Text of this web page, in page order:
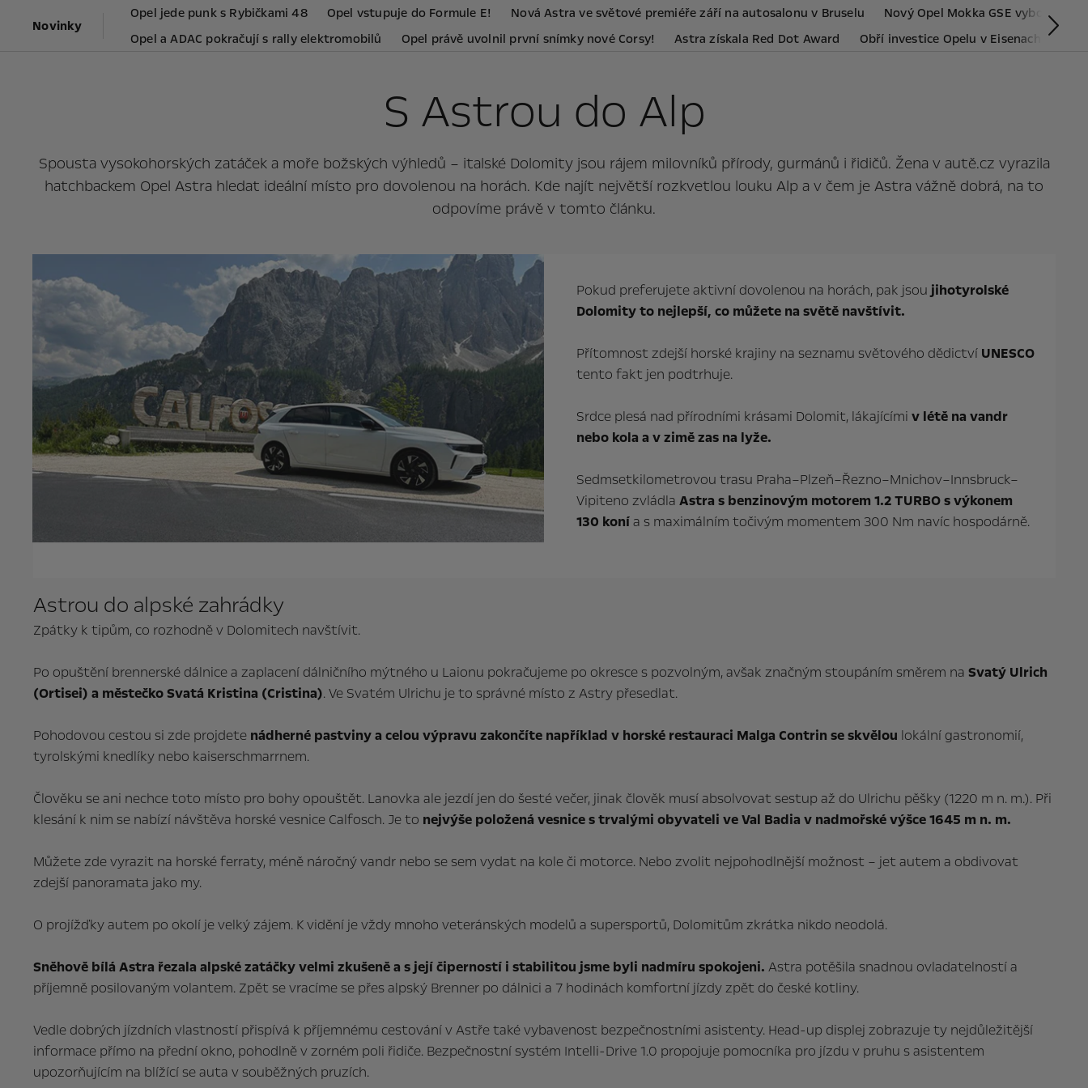
Novinky
Opel jede punk s Rybičkami 48 Opel vstupuje do Formule E! Nová Astra ve světové premiéře září na autosalonu v Bruselu
Nový Opel Mokka GSE vybojoval
Opel a ADAC pokračují s rally elektromobilů
Opel právě uvolnil první snímky nové Corsy! Astra získala Red Dot Award Obří investice Opelu v Eisenachu
S Astrou do Alp
Spousta vysokohorských zatáček a moře božských výhledů – italské Dolomity jsou rájem milovníků přírody, gurmánů i řidičů. Žena v autě.cz vyrazila
hatchbackem Opel Astra hledat ideální místo pro dovolenou na horách. Kde najít největší rozkvetlou louku Alp a v čem je Astra vážně dobrá, na to
odpovíme právě v tomto článku.
Pokud preferujete aktivní dovolenou na horách, pak jsou jihotyrolské
Dolomity to nejlepší, co můžete na světě navštívit.
Přítomnost zdejší horské krajiny na seznamu světového dědictví UNESCO
tento fakt jen podtrhuje.
Srdce plesá nad přírodními krásami Dolomit, lákajícími v létě na vandr
nebo kola a v zimě zas na lyže.
Sedmsetkilometrovou trasu Praha–Plzeň–Řezno–Mnichov–Innsbruck–
Vipiteno zvládla Astra s benzinovým motorem 1.2 TURBO s výkonem
130 konía s maximálním točivým momentem 300 Nm navíc hospodárně.
Astrou do alpské zahrádky
Zpátky k tipům, co rozhodně v Dolomitech navštívit.
Po opuštění brennerské dálnice a zaplacení dálničního mýtného u Laionu pokračujeme po okresce s pozvolným, avšak značným stoupáním směrem na Svatý Ulrich
(Ortisei) a městečko Svatá Kristina (Cristina). Ve Svatém Ulrichu je to správné místo z Astry přesedlat.
Pohodovou cestou si zde projdete nádherné pastviny a celou výpravu zakončíte například v horské restauraci Malga Contrin se skvělou lokální gastronomií,
tyrolskými knedlíky nebo kaiserschmarrnem.
Člověku se ani nechce toto místo pro bohy opouštět. Lanovka ale jezdí jen do šesté večer, jinak člověk musí absolvovat sestup až do Ulrichu pěšky (1220 m n. m.). Při
klesání k nim se nabízí návštěva horské vesnice Calfosch. Je to nejvýše položená vesnice s trvalými obyvateli ve Val Badia v nadmořské výšce 1645 m n. m.
Můžete zde vyrazit na horské ferraty, méně náročný vandr nebo se sem vydat na kole či motorce. Nebo zvolit nejpohodlnější možnost – jet autem a obdivovat
zdejší panoramata jako my.
O projížďky autem po okolí je velký zájem. K vidění je vždy mnoho veteránských modelů a supersportů, Dolomitům zkrátka nikdo neodolá.
Sněhově bílá Astra řezala alpské zatáčky velmi zkušeně a s její čiperností i stabilitou jsme byli nadmíru spokojeni. Astra potěšila snadnou ovladatelností a
příjemně posilovaným volantem. Zpět se vracíme se přes alpský Brenner po dálnici a 7 hodinách komfortní jízdy zpět do české kotliny.
Vedle dobrých jízdních vlastností přispívá k příjemnému cestování v Astře také vybavenost bezpečnostními asistenty. Head-up displej zobrazuje ty nejdůležitější
informace přímo na přední okno, pohodlně v zorném poli řidiče. Bezpečnostní systém Intelli-Drive 1.0 propojuje pomocníka pro jízdu v pruhu s asistentem
upozorňujícím na blížící se auta v souběžných pruzích.